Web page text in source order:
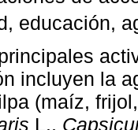
educación,
incluyen la
(maíz,
L.,